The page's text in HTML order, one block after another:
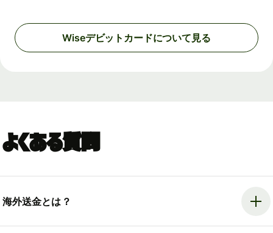
Wiseデビットカードについて見る
よくある質問
海外送金とは？